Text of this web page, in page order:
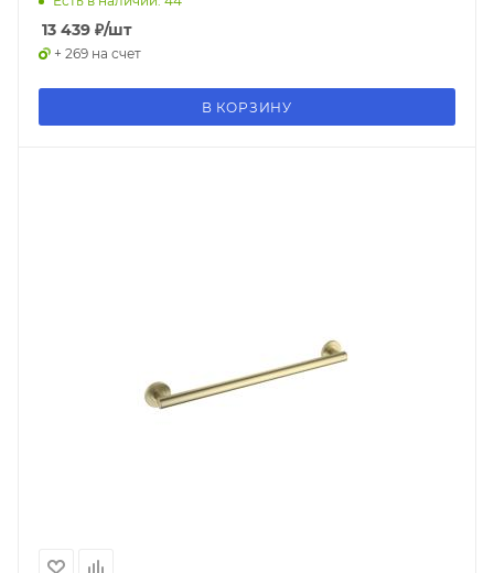
13 439 ₽/шт
+ 269 на счет
В КОРЗИНУ